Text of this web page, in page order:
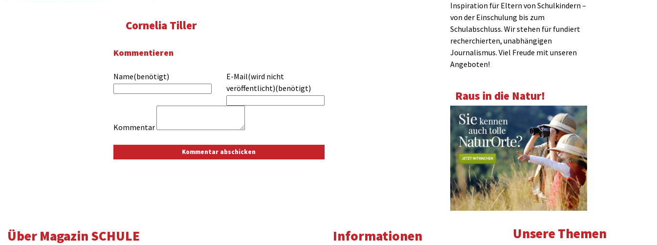
Cornelia Tiller
Kommentieren
Name(benötigt)
E-Mail(wird nicht
veröffentlicht)(benötigt)
Kommentar
Inspiration für Eltern von Schulkindern –
von der Einschulung bis zum
Schulabschluss. Wir stehen für fundiert
recherchierten, unabhängigen
Journalismus. Viel Freude mit unseren
Angeboten!
Raus in die Natur!
Über Magazin SCHULE Informationen Unsere Themen